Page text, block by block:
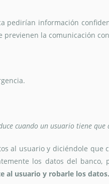
pedirían información
previenen la comunicación
cuando un usuario tiene
al usuario y diciéndole
los datos del banco,
al usuario y robarle los datos.